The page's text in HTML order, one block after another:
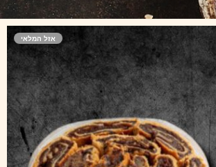
אזל המלאי